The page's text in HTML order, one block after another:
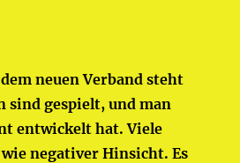
neuen Verband steht
sind gespielt, und man
entwickelt hat. Viele
negativer Hinsicht. Es